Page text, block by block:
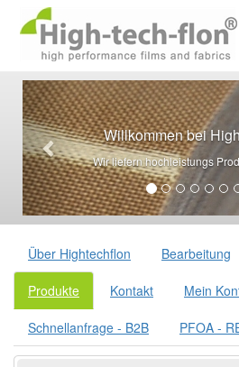
Willkommen bei
Wir liefern hochleistungs
Über Hightechflon Bearbeitung
Produkte Kontakt Mein
Schnellanfrage - B2B PFOA -